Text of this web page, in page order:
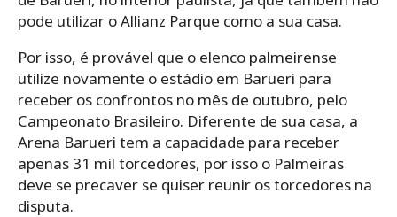
pode utilizar o Allianz Parque como a sua casa.
Por isso, é provável que o elenco palmeirense
utilize novamente o estádio em Barueri para
receber os confrontos no mês de outubro, pelo
Campeonato Brasileiro. Diferente de sua casa, a
Arena Barueri tem a capacidade para receber
apenas 31 mil torcedores, por isso o Palmeiras
deve se precaver se quiser reunir os torcedores na
disputa.